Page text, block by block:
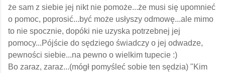
że sam z siebie jej nikt nie pomoże...że musi się upomnieć
o pomoc, poprosić...być może usłyszy odmowę...ale mimo
to nie spocznie, dopóki nie uzyska potrzebnej jej
pomocy...Pójście do sędziego świadczy o jej odwadze,
pewności siebie...na pewno o wielkim tupecie :)
Bo zaraz, zaraz...(mógł pomyśleć sobie ten sędzia) "Kim